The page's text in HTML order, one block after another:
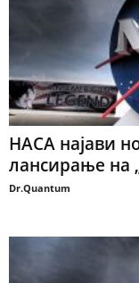
НАСА најави
лансирање на
Dr.Quantum